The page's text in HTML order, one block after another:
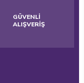
GÜVENLİ
ALIŞVERİŞ